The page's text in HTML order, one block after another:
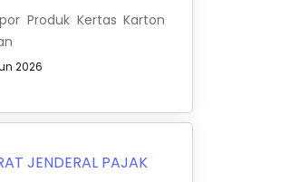
Produk Kertas Karton
2026
JENDERAL PAJAK